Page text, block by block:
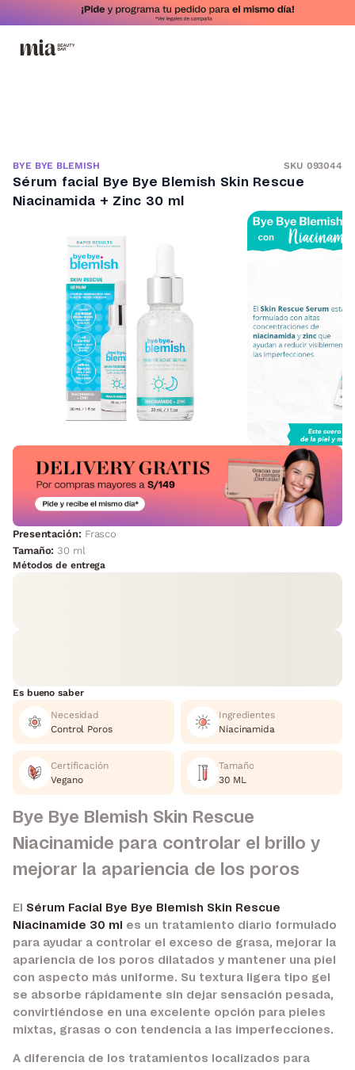
BYE BYE BLEMISH SKU 093044
Sérum facial Bye Bye Blemish Skin Rescue
Niacinamida + Zinc 30 ml
Presentación: Frasco
Tamaño:30 ml
Métodos de entrega
Es bueno saber
Necesidad
Control Poros
Ingredientes
Niacinamida
Certificación
Vegano
Tamaño
30 ML
Bye Bye Blemish Skin Rescue
Niacinamide para controlar el brillo y
mejorar la apariencia de los poros
El Sérum Facial Bye Bye Blemish Skin Rescue
Niacinamide 30 ml
es un tratamiento diario formulado
para ayudar a controlar el exceso de grasa, mejorar la
apariencia de los poros dilatados y mantener una piel
con aspecto más uniforme. Su textura ligera tipo gel
se absorbe rápidamente sin dejar sensación pesada,
convirtiéndose en una excelente opción para pieles
mixtas, grasas o con tendencia a las imperfecciones.
A diferencia de los tratamientos localizados para